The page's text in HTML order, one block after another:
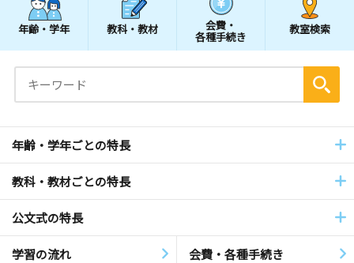
年齢・学年 教科・教材 会費・
各種手続き
教室検索
年齢・学年ごとの特長
教科・教材ごとの特長
公文式の特長
学習の流れ 会費・各種手続き